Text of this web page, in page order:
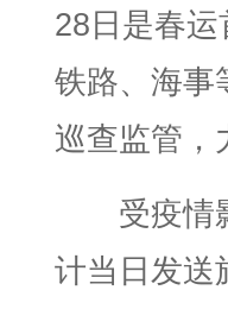
28日是春
铁路、海事
巡查监管，
受疫情影
计当日发送